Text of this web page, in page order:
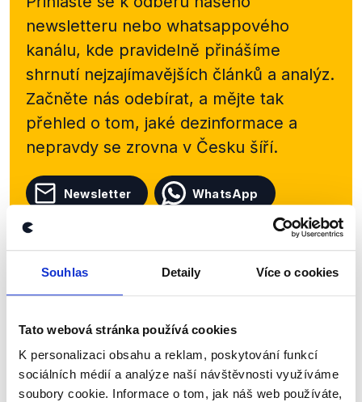
Souhlas Detaily Více o cookies
Tato webová stránka používá cookies
K personalizaci obsahu a reklam, poskytování funkcí
sociálních médií a analýze naší návštěvnosti využíváme
soubory cookie. Informace o tom, jak náš web používáte,
newsletteru nebo whatsappového
kanálu, kde pravidelně přinášíme
shrnutí nejzajímavějších článků a analýz.
Začněte nás odebírat, a mějte tak
přehled o tom, jaké dezinformace a
nepravdy se zrovna v Česku šíří.
Newsletter WhatsApp
Sociální sítě
z Demagog.cz. Sdílením našich
příspěvků přátelům podpoříte naši
práci.